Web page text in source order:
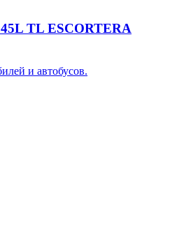
TL ESCORTERA
и автобусов.